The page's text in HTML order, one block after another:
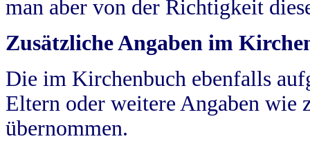
man aber von der Richtigkeit
Zusätzliche Angaben im
Die im Kirchenbuch ebenfalls
Eltern oder weitere Angaben wie
übernommen.